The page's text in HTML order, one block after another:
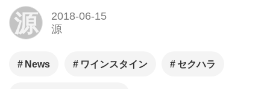
源
2018-06-15
源
News ワインスタイン セクハラ